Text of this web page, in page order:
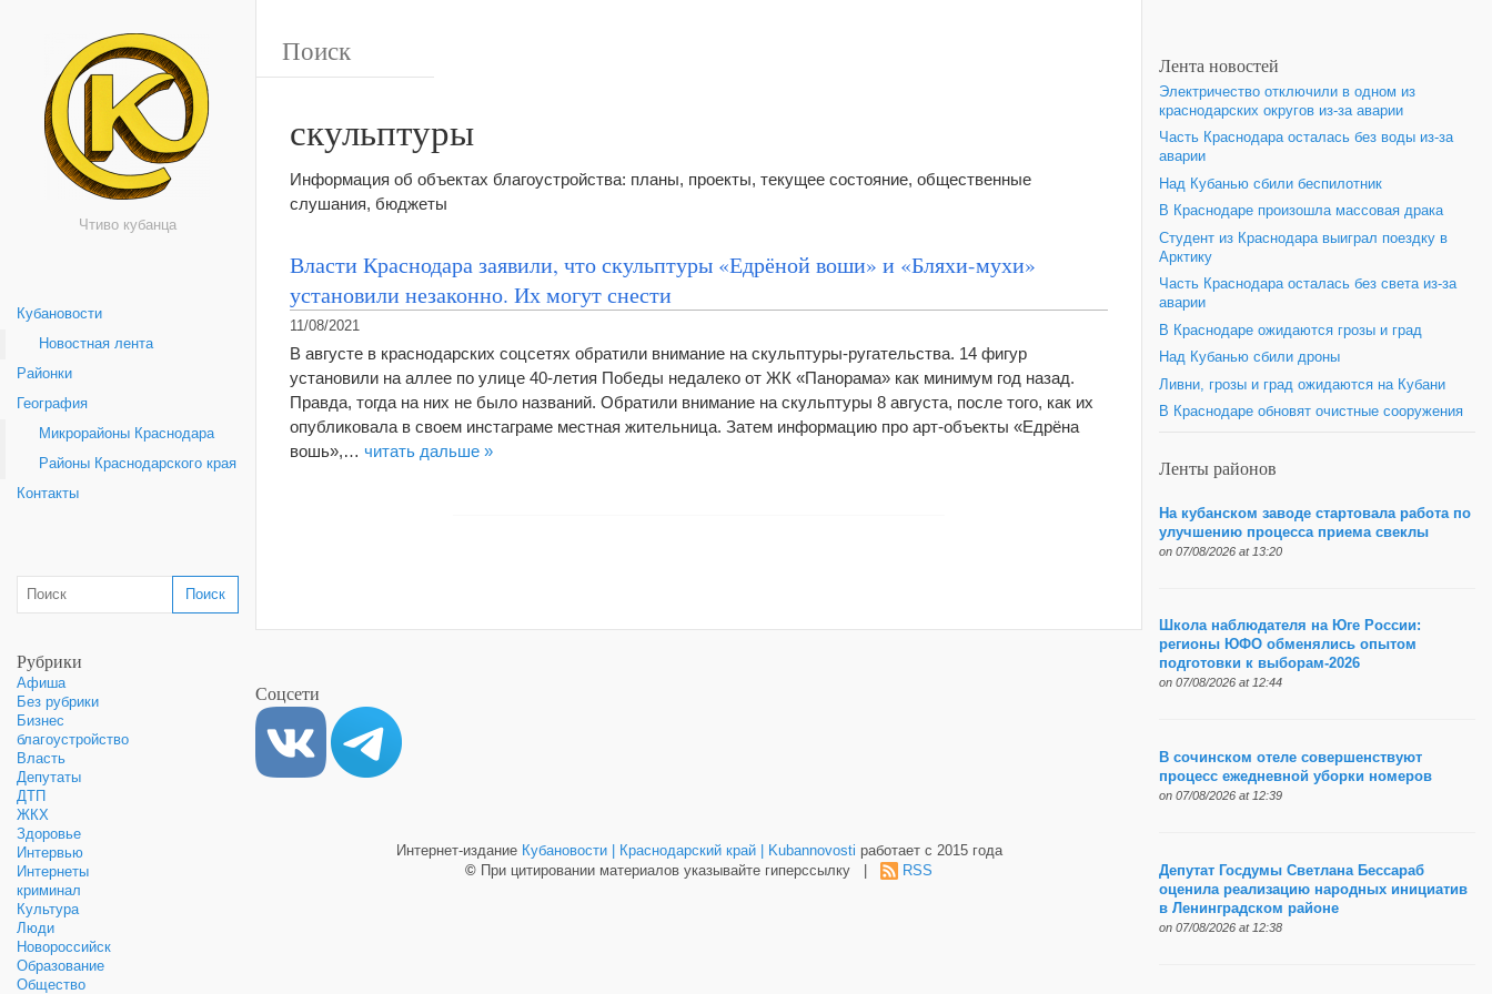
Чтиво кубанца
Кубановости
Новостная лента
Районки
География
Микрорайоны Краснодара
Районы Краснодарского края
Контакты
Рубрики
Афиша
Без рубрики
Бизнес
благоустройство
Власть
Депутаты
ДТП
ЖКХ
Здоровье
Интервью
Интернеты
криминал
Культура
Люди
Новороссийск
Образование
Общество
скульптуры
Информация об объектах благоустройства: планы, проекты, текущее состояние, общественные
слушания, бюджеты
Власти Краснодара заявили, что скульптуры «Едрёной воши» и «Бляхи-мухи»
установили незаконно. Их могут снести
11/08/2021
В августе в краснодарских соцсетях обратили внимание на скульптуры-ругательства. 14 фигур
установили на аллее по улице 40-летия Победы недалеко от ЖК «Панорама» как минимум год назад.
Правда, тогда на них не было названий. Обратили внимание на скульптуры 8 августа, после того, как их
опубликовала в своем инстаграме местная жительница. Затем информацию про арт-объекты «Едрёна
вошь»,… читать дальше »
Лента новостей
Электричество отключили в одном из
краснодарских округов из-за аварии
Часть Краснодара осталась без воды из-за
аварии
Над Кубанью сбили беспилотник
В Краснодаре произошла массовая драка
Студент из Краснодара выиграл поездку в
Арктику
Часть Краснодара осталась без света из-за
аварии
В Краснодаре ожидаются грозы и град
Над Кубанью сбили дроны
Ливни, грозы и град ожидаются на Кубани
В Краснодаре обновят очистные сооружения
Ленты районов
На кубанском заводе стартовала работа по
улучшению процесса приема свеклы
on 07/08/2026 at 13:20
Школа наблюдателя на Юге России:
регионы ЮФО обменялись опытом
подготовки к выборам-2026
on 07/08/2026 at 12:44
В сочинском отеле совершенствуют
процесс ежедневной уборки номеров
on 07/08/2026 at 12:39
Депутат Госдумы Светлана Бессараб
оценила реализацию народных инициатив
в Ленинградском районе
on 07/08/2026 at 12:38
Соцсети
Интернет-издание Кубановости | Краснодарский край | Kubannovosti работает с 2015 года
© При цитировании материалов указывайте гиперссылку | RSS